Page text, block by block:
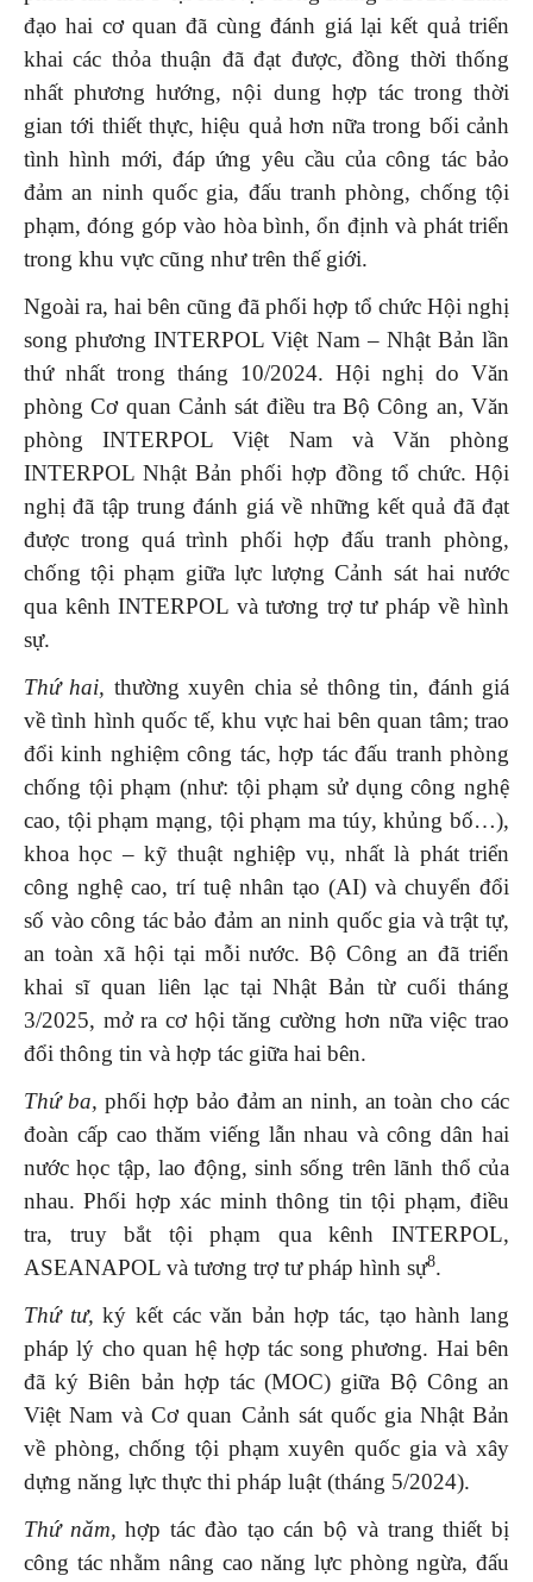
đạo hai cơ quan đã cùng đánh giá lại kết quả triển
khai các thỏa thuận đã đạt được, đồng thời thống
nhất phương hướng, nội dung hợp tác trong thời
gian tới thiết thực, hiệu quả hơn nữa trong bối cảnh
tình hình mới, đáp ứng yêu cầu của công tác bảo
đảm an ninh quốc gia, đấu tranh phòng, chống tội
phạm, đóng góp vào hòa bình, ổn định và phát triển
trong khu vực cũng như trên thế giới.
Ngoài ra, hai bên cũng đã phối hợp tổ chức Hội nghị
song phương INTERPOL Việt Nam – Nhật Bản lần
thứ nhất trong tháng 10/2024. Hội nghị do Văn
phòng Cơ quan Cảnh sát điều tra Bộ Công an, Văn
phòng INTERPOL Việt Nam và Văn phòng
INTERPOL Nhật Bản phối hợp đồng tổ chức. Hội
nghị đã tập trung đánh giá về những kết quả đã đạt
được trong quá trình phối hợp đấu tranh phòng,
chống tội phạm giữa lực lượng Cảnh sát hai nước
qua kênh INTERPOL và tương trợ tư pháp về hình
sự.
Thứ hai, thường xuyên chia sẻ thông tin, đánh giá
về tình hình quốc tế, khu vực hai bên quan tâm; trao
đổi kinh nghiệm công tác, hợp tác đấu tranh phòng
chống tội phạm (như: tội phạm sử dụng công nghệ
cao, tội phạm mạng, tội phạm ma túy, khủng bố…),
khoa học – kỹ thuật nghiệp vụ, nhất là phát triển
công nghệ cao, trí tuệ nhân tạo (AI) và chuyển đổi
số vào công tác bảo đảm an ninh quốc gia và trật tự,
an toàn xã hội tại mỗi nước. Bộ Công an đã triển
khai sĩ quan liên lạc tại Nhật Bản từ cuối tháng
3/2025, mở ra cơ hội tăng cường hơn nữa việc trao
đổi thông tin và hợp tác giữa hai bên.
Thứ ba, phối hợp bảo đảm an ninh, an toàn cho các
đoàn cấp cao thăm viếng lẫn nhau và công dân hai
nước học tập, lao động, sinh sống trên lãnh thổ của
nhau. Phối hợp xác minh thông tin tội phạm, điều
tra, truy bắt tội phạm qua kênh INTERPOL,
ASEANAPOL và tương trợ tư pháp hình sự8.
Thứ tư,ký kết các văn bản hợp tác, tạo hành lang
pháp lý cho quan hệ hợp tác song phương. Hai bên
đã ký Biên bản hợp tác (MOC) giữa Bộ Công an
Việt Nam và Cơ quan Cảnh sát quốc gia Nhật Bản
về phòng, chống tội phạm xuyên quốc gia và xây
dựng năng lực thực thi pháp luật (tháng 5/2024).
Thứ năm,hợp tác đào tạo cán bộ và trang thiết bị
công tác nhằm nâng cao năng lực phòng ngừa, đấu